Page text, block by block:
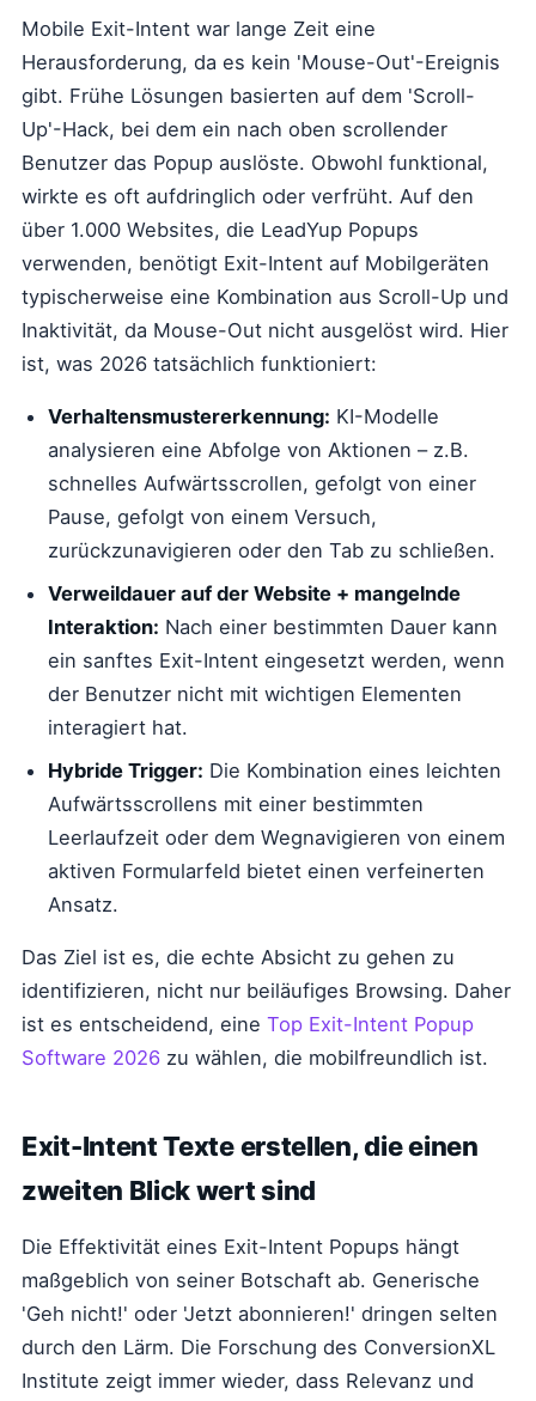
Mobile Exit-Intent war lange Zeit eine
Herausforderung, da es kein 'Mouse-Out'-Ereignis
gibt. Frühe Lösungen basierten auf dem 'Scroll-
Up'-Hack, bei dem ein nach oben scrollender
Benutzer das Popup auslöste. Obwohl funktional,
wirkte es oft aufdringlich oder verfrüht. Auf den
über 1.000 Websites, die LeadYup Popups
verwenden, benötigt Exit-Intent auf Mobilgeräten
typischerweise eine Kombination aus Scroll-Up und
Inaktivität, da Mouse-Out nicht ausgelöst wird. Hier
ist, was 2026 tatsächlich funktioniert:
Verhaltensmustererkennung: KI-Modelle
analysieren eine Abfolge von Aktionen – z.B.
schnelles Aufwärtsscrollen, gefolgt von einer
Pause, gefolgt von einem Versuch,
zurückzunavigieren oder den Tab zu schließen.
Verweildauer auf der Website + mangelnde
Interaktion: Nach einer bestimmten Dauer kann
ein sanftes Exit-Intent eingesetzt werden, wenn
der Benutzer nicht mit wichtigen Elementen
interagiert hat.
Hybride Trigger: Die Kombination eines leichten
Aufwärtsscrollens mit einer bestimmten
Leerlaufzeit oder dem Wegnavigieren von einem
aktiven Formularfeld bietet einen verfeinerten
Ansatz.
Das Ziel ist es, die echte Absicht zu gehen zu
identifizieren, nicht nur beiläufiges Browsing. Daher
ist es entscheidend, eine Top Exit-Intent Popup
Software 2026 zu wählen, die mobilfreundlich ist.
Exit-Intent Texte erstellen, die einen
zweiten Blick wert sind
Die Effektivität eines Exit-Intent Popups hängt
maßgeblich von seiner Botschaft ab. Generische
'Geh nicht!' oder 'Jetzt abonnieren!' dringen selten
durch den Lärm. Die Forschung des ConversionXL
Institute zeigt immer wieder, dass Relevanz und